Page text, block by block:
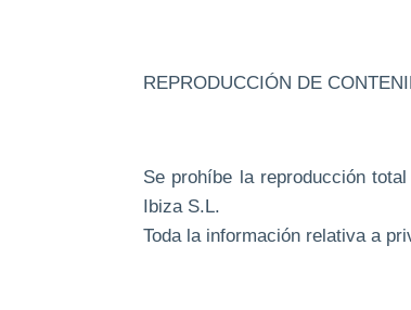
REPRODUCCIÓN DE
Se prohíbe la reproducción
Ibiza S.L.
Toda la información relativa a